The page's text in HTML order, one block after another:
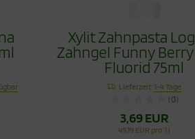
Xylit Zahnpasta
Zahngel Funny
Fluorid 75ml
Lieferzeit:1-4 Tage
(0)
3,69 EUR
49,19 EUR pro 1 l